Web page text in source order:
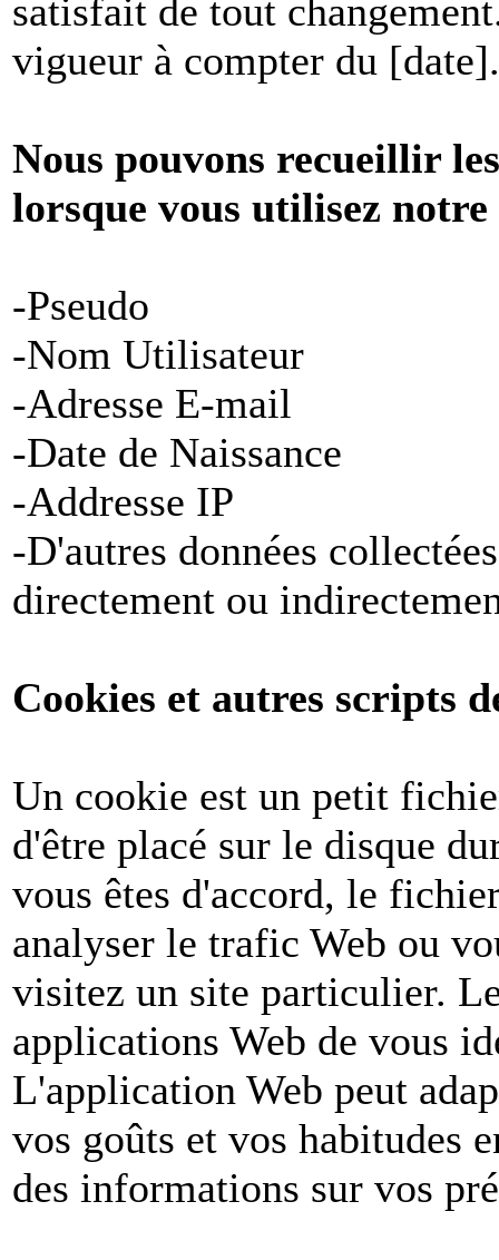
satisfait de tout
vigueur à compter du [date].
Nous pouvons recueillir
lorsque vous utilisez notre
-Pseudo
-Nom Utilisateur
-Adresse E-mail
-Date de Naissance
-Addresse IP
-D'autres données
directement ou
Cookies et autres scripts
Un cookie est un petit
d'être placé sur le disque
vous êtes d'accord, le
analyser le trafic Web ou
visitez un site particulier.
applications Web de vous
L'application Web peut
vos goûts et vos habitudes
des informations sur vos